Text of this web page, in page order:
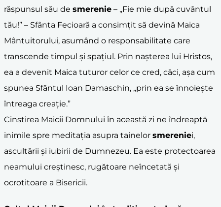
răspunsul său de smerenie – „Fie mie după cuvântul
tău!” – Sfânta Fecioară a consimțit să devină Maica
Mântuitorului, asumând o responsabilitate care
transcende timpul și spațiul. Prin nașterea lui Hristos,
ea a devenit Maica tuturor celor ce cred, căci, așa cum
spunea Sfântul Ioan Damaschin, „prin ea se înnoiește
întreaga creație.”
Cinstirea Maicii Domnului în această zi ne îndreaptă
inimile spre meditația asupra tainelor smereniei,
ascultării și iubirii de Dumnezeu. Ea este protectoarea
neamului creștinesc, rugătoare neîncetată și
ocrotitoare a Bisericii.